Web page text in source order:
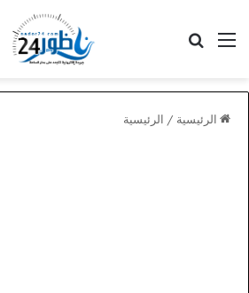
القائمة
الرئيسية / الرئيسية